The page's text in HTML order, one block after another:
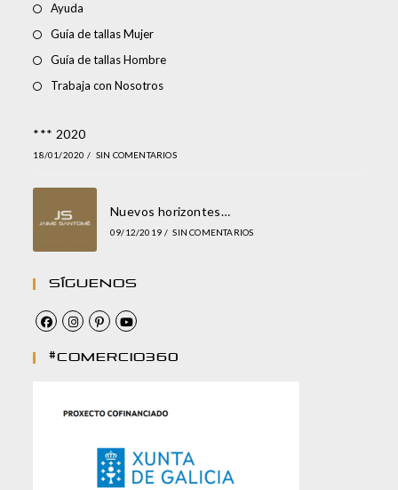
Ayuda
Guía de tallas Mujer
Guía de tallas Hombre
Trabaja con Nosotros
*** 2020
18/01/2020 / SIN COMENTARIOS
Nuevos horizontes…
09/12/2019 / SIN COMENTARIOS
Síguenos
#comercio360